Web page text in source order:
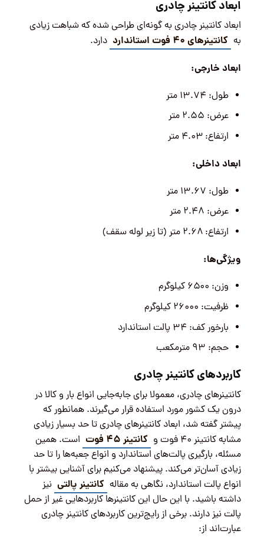
ابعاد کانتینر چادری
ابعاد کانتینر چادری به گونه‌ای طراحی شده که شباهت زیادی
به کانتینرهای ۴۰ فوت استاندارد دارد.
ابعاد خارجی:
طول: ۱۳.۷۴ متر
عرض: ۲.۵۵ متر
ارتفاع: ۴.۰۳ متر
ابعاد داخلی:
طول: ۱۳.۶۷ متر
عرض: ۲.۴۸ متر
ارتفاع: ۲.۶۸ متر (تا زیر لوله سقف)
ویژگی‌ها:
وزن: ۶۵۰۰ کیلوگرم
ظرفیت: ۲۶۰۰۰ کیلوگرم
بارخور کف: ۳۴ پالت استاندارد
حجم: ۹۳ مترمکعب
کاربردهای کانتینر چادری
کانتینرهای چادری، معمولا برای جابه‌جایی انواع بار و کالا در
درون یک کشور مورد استفاده قرار می‌گیرند. همانطور که
پیشتر گفته شد، ابعاد کانتینرهای چادری تا حد بسیار زیادی
مشابه کانتینر ۴۰ فوت و
کانتینر ۴۵ فوت
است. همین
مسئله، بارگیری پالت‌های استاندارد و انواع جعبه‌ها را تا حد
زیادی آسان‌تر می‌کند. پیشنهاد می‌کنیم برای آشنایی بیشتر با
انواع پالت استاندارد، نگاهی به مقاله کانتینر پالتی نیز
داشته باشید. با این حال این کانتینرها کاربردهایی غیر از حمل
پالت نیز دارند. برخی از رایج‌ترین کاربردهای کانتینر چادری
عبارت‌اند از: